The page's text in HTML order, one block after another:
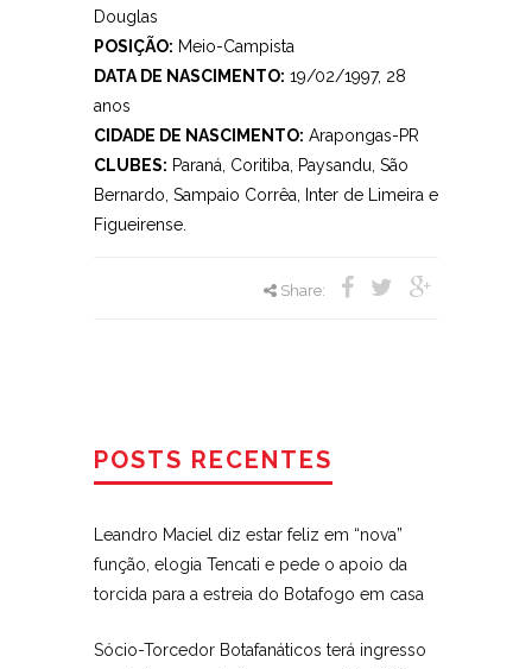
Douglas
POSIÇÃO: Meio-Campista
DATA DE NASCIMENTO: 19/02/1997, 28
anos
CIDADE DE NASCIMENTO: Arapongas-PR
CLUBES: Paraná, Coritiba, Paysandu, São
Bernardo, Sampaio Corrêa, Inter de Limeira e
Figueirense.
Share:
POSTS RECENTES
Leandro Maciel diz estar feliz em “nova”
função, elogia Tencati e pede o apoio da
torcida para a estreia do Botafogo em casa
Sócio-Torcedor Botafanáticos terá ingresso